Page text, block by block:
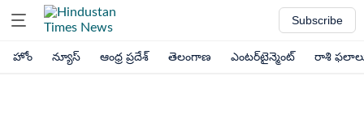
Subscribe
హోం న్యూస్ ఆంధ్ర ప్రదేశ్ తెలంగాణ ఎంటర్‌టైన్మెంట్ రాశి